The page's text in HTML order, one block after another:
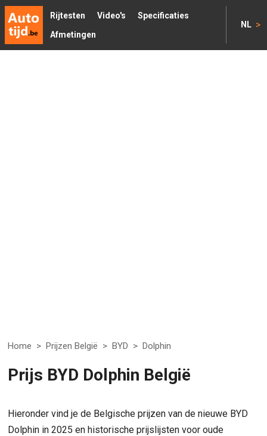
Rijtesten Video's
Specificaties
Afmetingen
NL >
Home > Prijzen België > BYD > Dolphin
Prijs BYD Dolphin België
Hieronder vind je de Belgische prijzen van de nieuwe BYD
Dolphin in 2025 en historische prijslijsten voor oude